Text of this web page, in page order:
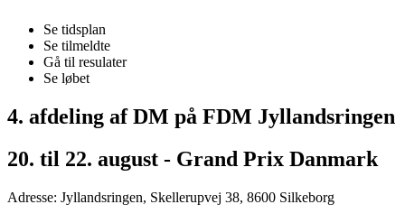
Se tidsplan
Se tilmeldte
Gå til resulater
Se løbet
4. afdeling af DM på FDM Jyllandsringen
20. til 22. august - Grand Prix Danmark
Adresse: Jyllandsringen, Skellerupvej 38, 8600 Silkeborg